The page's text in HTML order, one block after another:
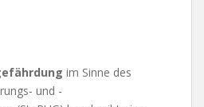
im Sinne des
und -